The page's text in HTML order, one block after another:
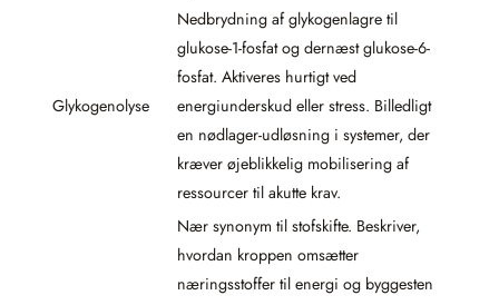
Glykogenolyse
Nedbrydning af glykogenlagre til
glukose-1-fosfat og dernæst glukose-6-
fosfat. Aktiveres hurtigt ved
energiunderskud eller stress. Billedligt
en nødlager-udløsning i systemer, der
kræver øjeblikkelig mobilisering af
ressourcer til akutte krav.
Nær synonym til stofskifte. Beskriver,
hvordan kroppen omsætter
næringsstoffer til energi og byggesten